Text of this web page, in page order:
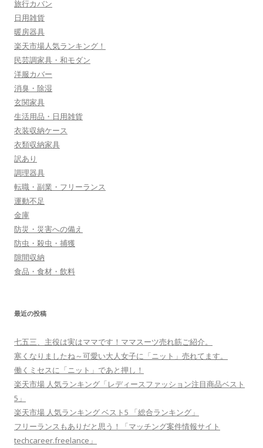
旅行カバン
日用雑貨
暖房器具
楽天市場人気ランキング！
民芸調家具・和モダン
洋服カバー
消臭・除湿
玄関家具
生活用品・日用雑貨
衣装収納ケース
衣類収納家具
訳あり
調理器具
転職・副業・フリーランス
運動不足
金庫
防災・災害への備え
防虫・殺虫・捕獲
隙間収納
食品・食材・飲料
最近の投稿
七五三、主役は実はママです！ママスーツ売れ筋ご紹介。
寒くなりましたね～可愛い大人女子に「ニット」売れてます。
働くミセスに「ニット」であと押し！
楽天市場 人気ランキング「レディースファッション注目商品ベスト
5」
楽天市場 人気ランキング ベスト5 「総合ランキング」
フリーランスもありだと思う！「マッチング案件情報サイト
techcareer.freelance」